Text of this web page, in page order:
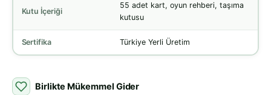
Kutu İçeriği
55 adet kart, oyun rehberi, taşıma
kutusu
Sertifika Türkiye Yerli Üretim
Birlikte Mükemmel Gider